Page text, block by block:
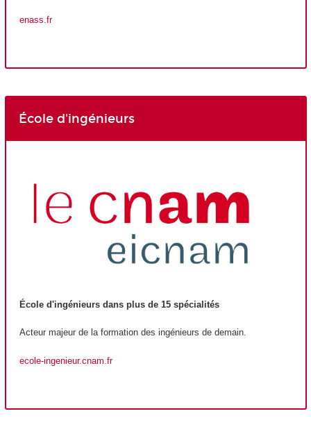
enass.fr
École d'ingénieurs
École d'ingénieurs dans plus de 15 spécialités
Acteur majeur de la formation des ingénieurs de demain.
ecole-ingenieur.cnam.fr